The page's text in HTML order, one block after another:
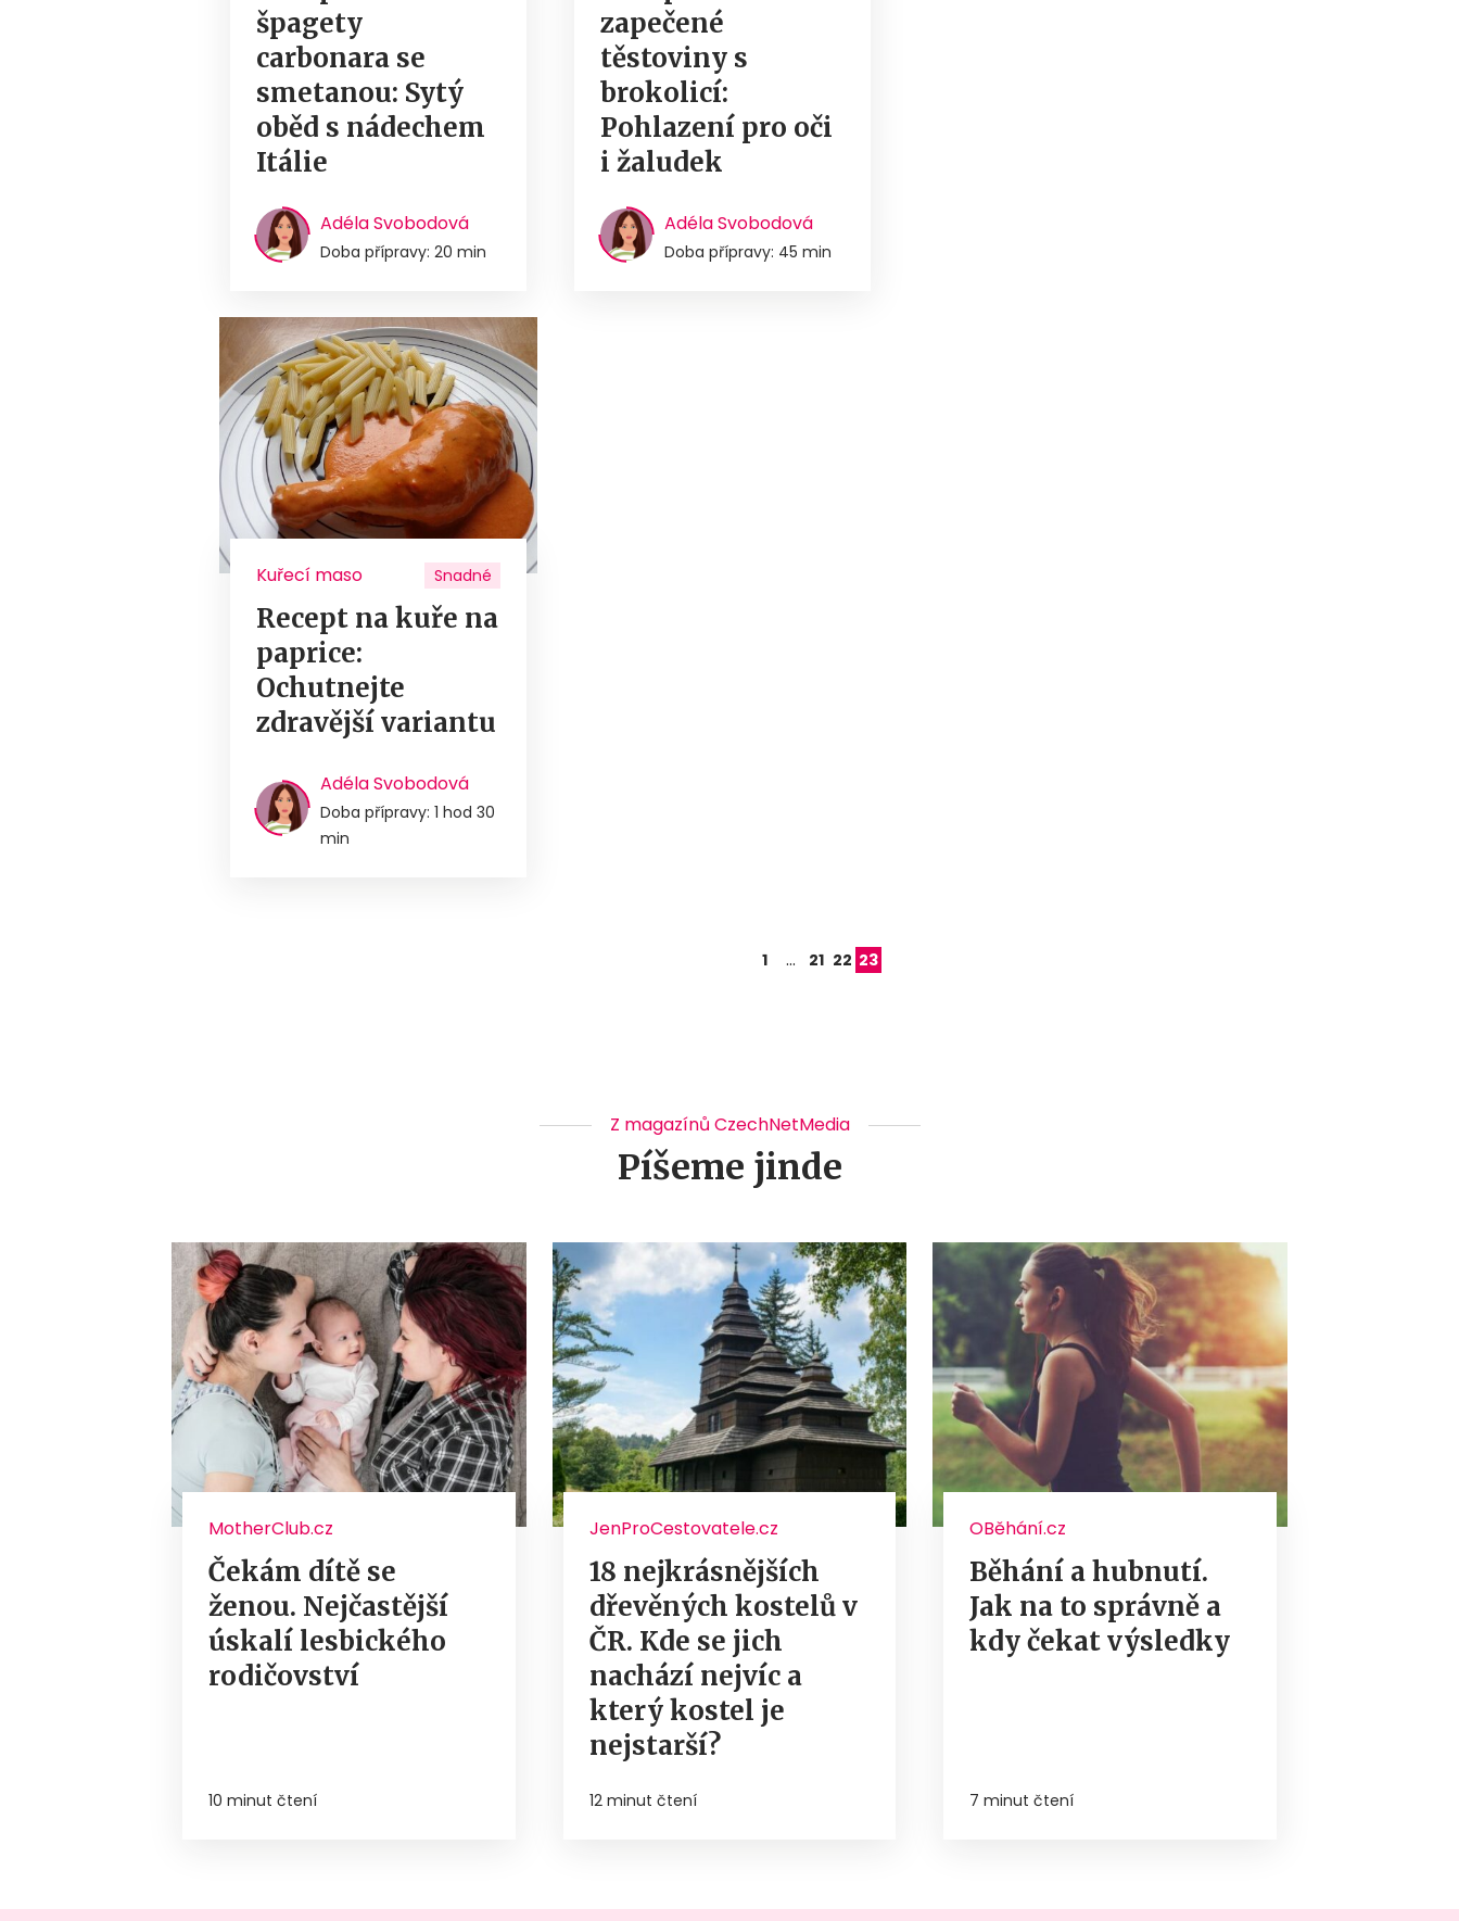
špagety
carbonara se
smetanou: Sytý
oběd s nádechem
Itálie
Adéla Svobodová
Doba přípravy: 20 min
zapečené
těstoviny s
brokolicí:
Pohlazení pro oči
i žaludek
Adéla Svobodová
Doba přípravy: 45 min
Kuřecí maso Snadné
Recept na kuře na
paprice:
Ochutnejte
zdravější variantu
Adéla Svobodová
Doba přípravy: 1 hod 30
min
1 … 21 22 23
Z magazínů CzechNetMedia
Píšeme jinde
MotherClub.cz
Čekám dítě se
ženou. Nejčastější
úskalí lesbického
rodičovství
10 minut čtení
JenProCestovatele.cz
18 nejkrásnějších
dřevěných kostelů v
ČR. Kde se jich
nachází nejvíc a
který kostel je
nejstarší?
12 minut čtení
OBěhání.cz
Běhání a hubnutí.
Jak na to správně a
kdy čekat výsledky
7 minut čtení